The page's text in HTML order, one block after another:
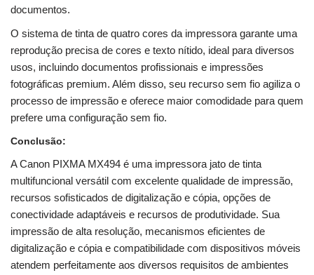
documentos.
O sistema de tinta de quatro cores da impressora garante uma
reprodução precisa de cores e texto nítido, ideal para diversos
usos, incluindo documentos profissionais e impressões
fotográficas premium. Além disso, seu recurso sem fio agiliza o
processo de impressão e oferece maior comodidade para quem
prefere uma configuração sem fio.
Conclusão:
A Canon PIXMA MX494 é uma impressora jato de tinta
multifuncional versátil com excelente qualidade de impressão,
recursos sofisticados de digitalização e cópia, opções de
conectividade adaptáveis ​​e recursos de produtividade. Sua
impressão de alta resolução, mecanismos eficientes de
digitalização e cópia e compatibilidade com dispositivos móveis
atendem perfeitamente aos diversos requisitos de ambientes